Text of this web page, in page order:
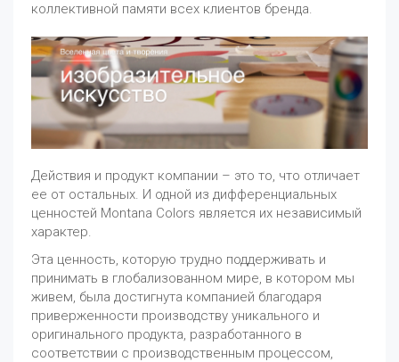
коллективной памяти всех клиентов бренда.
Действия и продукт компании – это то, что отличает
ее от остальных. И одной из дифференциальных
ценностей Montana Colors является их независимый
характер.
Эта ценность, которую трудно поддерживать и
принимать в глобализованном мире, в котором мы
живем, была достигнута компанией благодаря
приверженности производству уникального и
оригинального продукта, разработанного в
соответствии с производственным процессом,